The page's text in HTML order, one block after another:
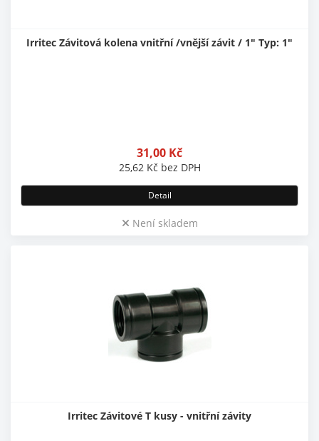
Irritec Závitová kolena vnitřní /vnější závit / 1" Typ: 1"
31,00 Kč
25,62 Kč bez DPH
Detail
Není skladem
Irritec Závitové T kusy - vnitřní závity